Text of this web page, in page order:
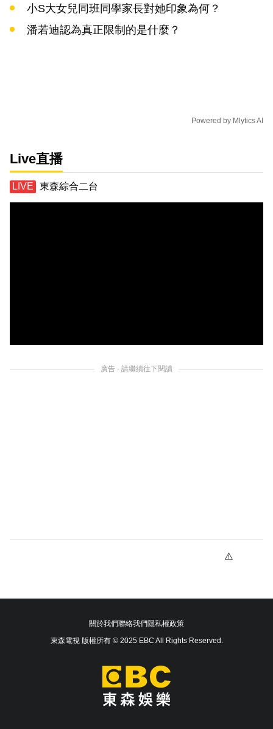
小S大女兒同班同學家長對她印象為何？
潘若迪認為真正限制的是什麼？
Powered by Mlytics AI
Live直播
東森綜合二台
廣告 - 請繼續往下閱讀
關於我們聯絡我們隱私權政策
東森電視 版權所有 © 2025 EBC All Rights Reserved.